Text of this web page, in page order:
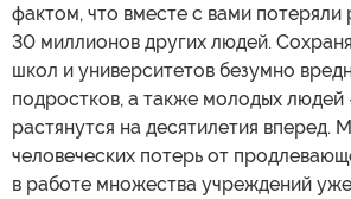
фактом, что вместе с вами потеряли
30 миллионов других людей.
школ и университетов безумно
подростков, а также молодых людей
растянутся на десятилетия вперед.
человеческих потерь от
в работе множества учреждений